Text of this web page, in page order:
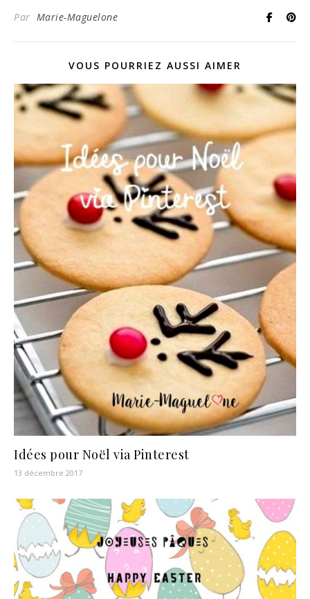
Par Marie-Maguelone
VOUS POURRIEZ AUSSI AIMER
Idées pour Noël via Pinterest
13 décembre 2017